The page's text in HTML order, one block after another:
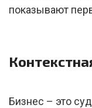
показывают
Бизнес – это